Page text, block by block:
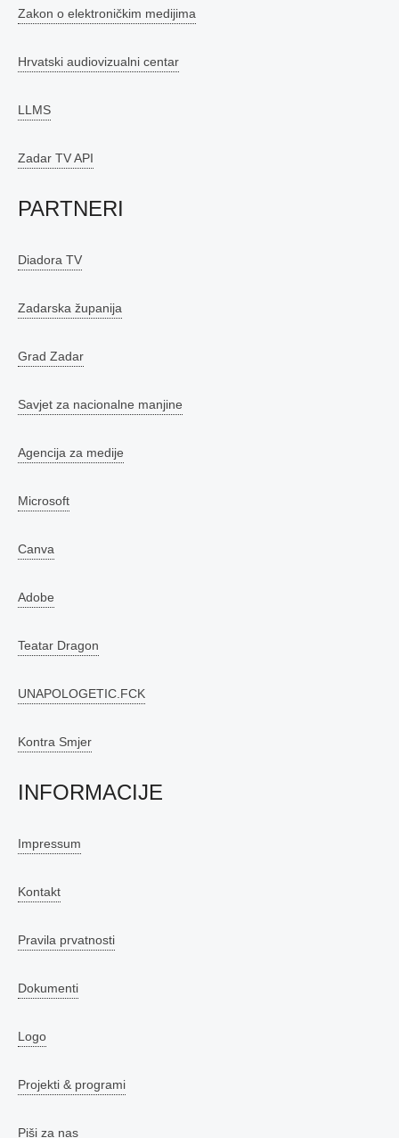
Zakon o elektroničkim medijima
Hrvatski audiovizualni centar
LLMS
Zadar TV API
PARTNERI
Diadora TV
Zadarska županija
Grad Zadar
Savjet za nacionalne manjine
Agencija za medije
Microsoft
Canva
Adobe
Teatar Dragon
UNAPOLOGETIC.FCK
Kontra Smjer
INFORMACIJE
Impressum
Kontakt
Pravila prvatnosti
Dokumenti
Logo
Projekti & programi
Piši za nas